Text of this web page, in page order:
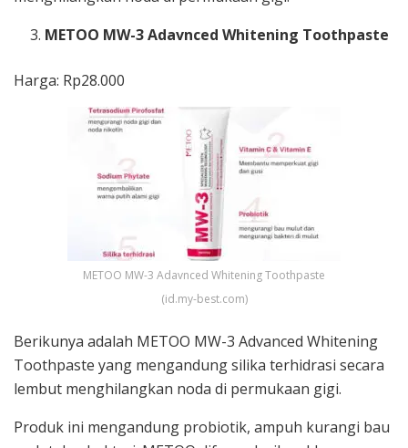
METOO MW-3 Adavnced Whitening Toothpaste
Harga: Rp28.000
METOO MW-3 Adavnced Whitening Toothpaste
(id.my-best.com)
Berikunya adalah METOO MW-3 Advanced Whitening
Toothpaste yang mengandung silika terhidrasi secara
lembut menghilangkan noda di permukaan gigi.
Produk ini mengandung probiotik, ampuh kurangi bau